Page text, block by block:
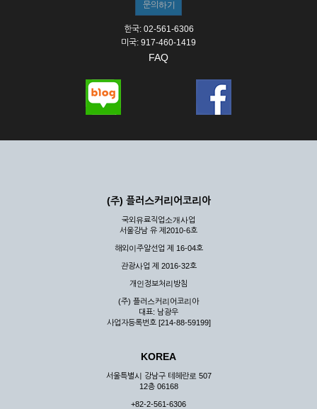
한국: 02-561-6306
미국: 917-460-1419
FAQ
(주) 플러스커리어코리아
국외유료직업소개사업
서울강남 유 제2010-6호
해외이주알선업 제 16-04호
관광사업 제 2016-32호
개인정보처리방침
(주) 플러스커리어코리아
대표: 남광우
사업자등록번호 [214-88-59199]
KOREA
서울특별시 강남구 테헤란로 507
12층 06168
+82-2-561-6306